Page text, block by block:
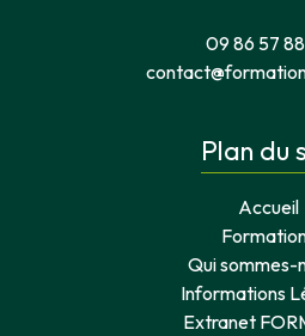
09 86 57
Plan du
Accueil
Qui sommes-
Informations
Extranet